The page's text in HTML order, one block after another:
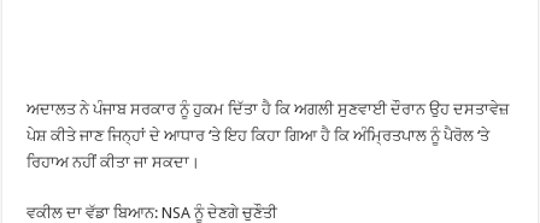
ਅਦਾਲਤ ਨੇ ਪੰਜਾਬ ਸਰਕਾਰ ਨੂੰ ਹੁਕਮ ਦਿੱਤਾ ਹੈ ਕਿ ਅਗਲੀ ਸੁਣਵਾਈ ਦੌਰਾਨ ਉਹ ਦਸਤਾਵੇਜ਼
ਪੇਸ਼ ਕੀਤੇ ਜਾਣ ਜਿਨ੍ਹਾਂ ਦੇ ਆਧਾਰ ‘ਤੇ ਇਹ ਕਿਹਾ ਗਿਆ ਹੈ ਕਿ ਅੰਮ੍ਰਿਤਪਾਲ ਨੂੰ ਪੈਰੋਲ ‘ਤੇ
ਰਿਹਾਅ ਨਹੀਂ ਕੀਤਾ ਜਾ ਸਕਦਾ।
ਵਕੀਲ ਦਾ ਵੱਡਾ ਬਿਆਨ: NSA ਨੂੰ ਦੇਣਗੇ ਚੁਣੌਤੀ